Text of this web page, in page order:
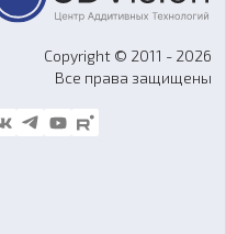
Copyright © 2011 - 2026
Все права защищены